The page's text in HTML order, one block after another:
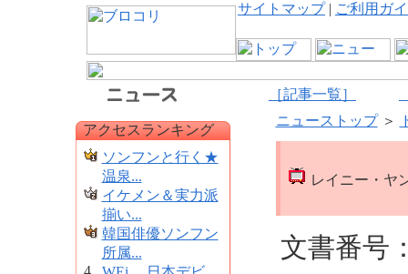
サイトマップ| ご利用ガ
［記事一覧］
アクセスランキング
ソンフンと行く★
温泉...
イケメン＆実力派
揃い...
韓国俳優ソンフン
所属...
4.
ニューストップ＞
レイニー・ヤ
文書番号